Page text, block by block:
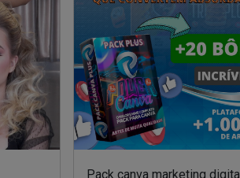
Pack canva marketing digital